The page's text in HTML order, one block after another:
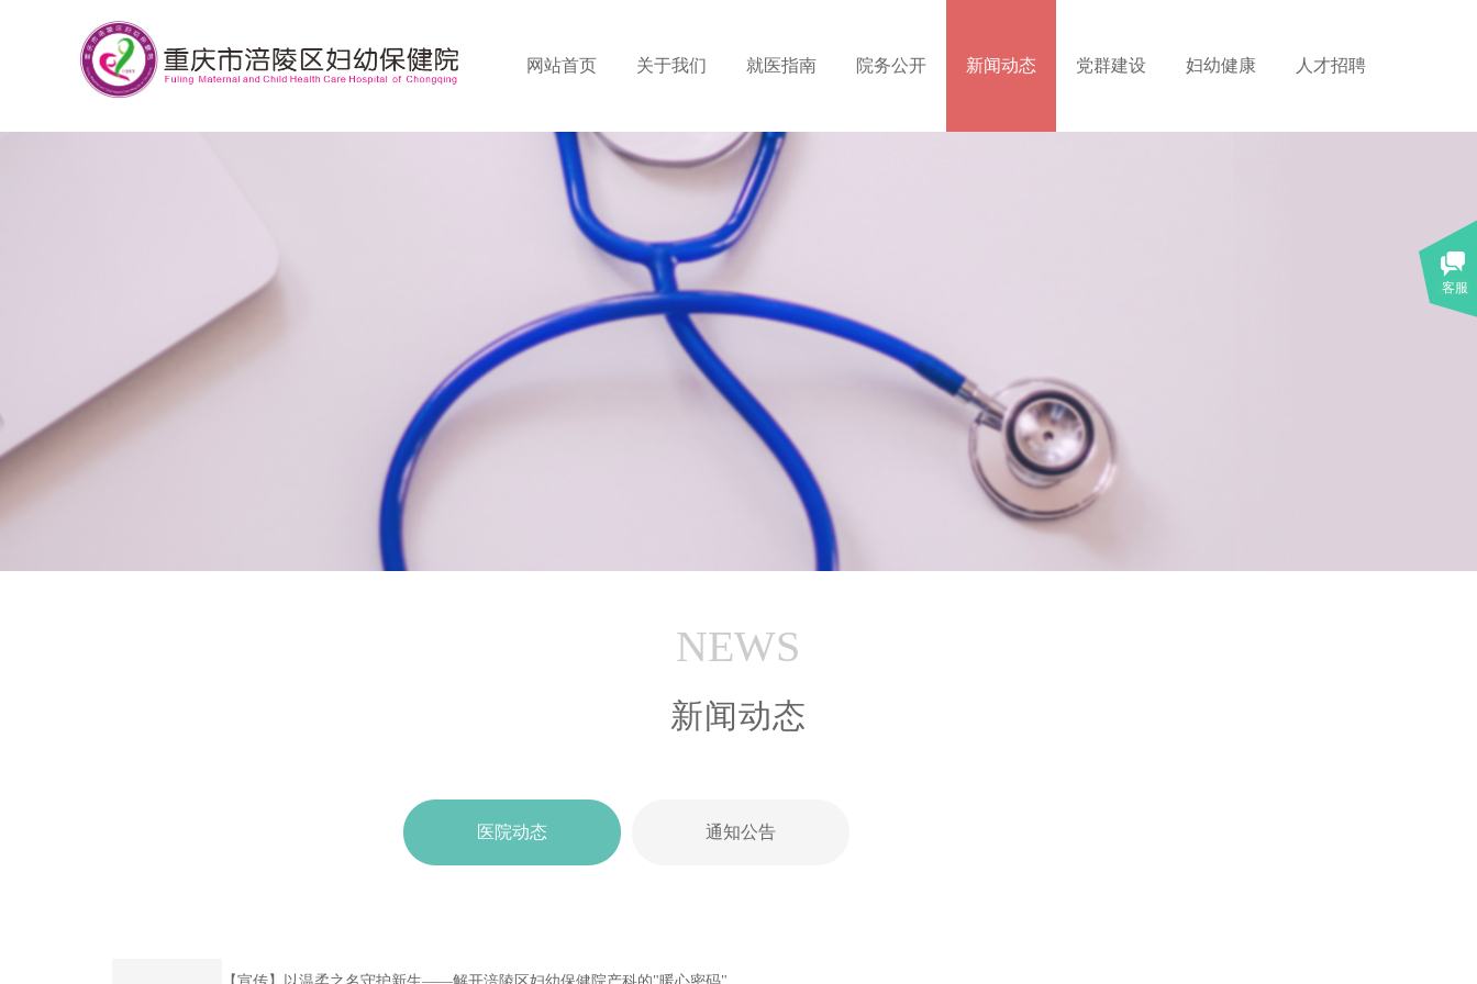
NEWS
新闻动态
医院动态 通知公告
网站首页 关于我们 就医指南 院务公开 新闻动态 党群建设 妇幼健康 人才招聘
客服